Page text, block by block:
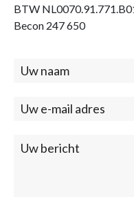
BTW
Becon 247 650
Contact